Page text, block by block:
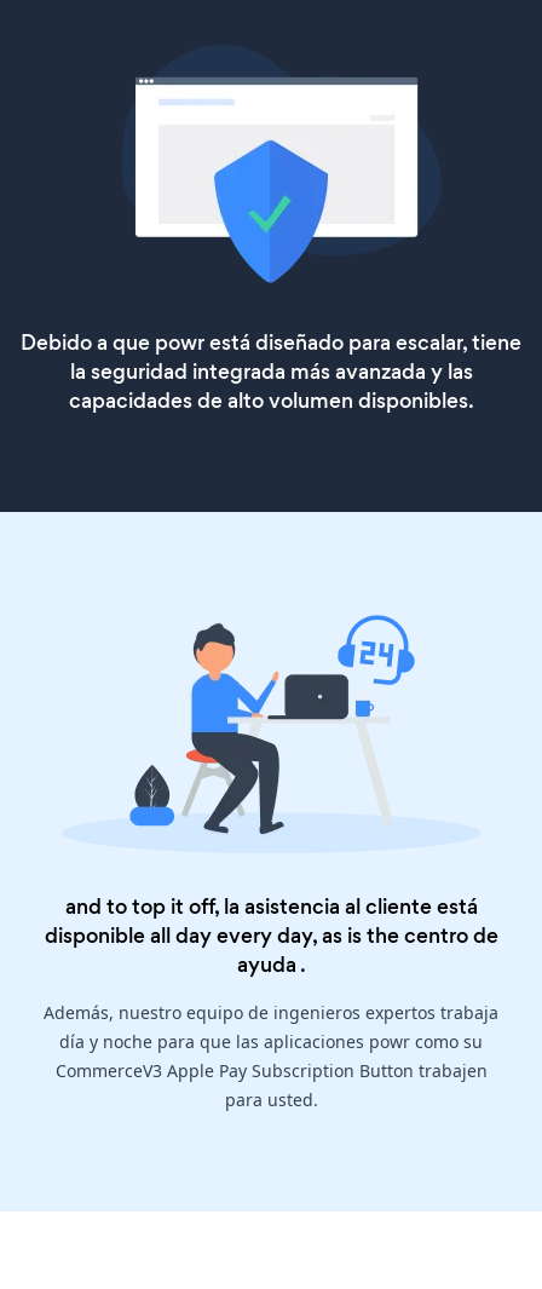
Debido a que powr está diseñado para escalar, tiene
la seguridad integrada más avanzada y las
capacidades de alto volumen disponibles.
and to top it off, la asistencia al cliente está
disponible all day every day, as is thecentro de
ayuda .
Además, nuestro equipo de ingenieros expertos trabaja
día y noche para que las aplicaciones powr como su
CommerceV3 Apple Pay Subscription Button trabajen
para usted.